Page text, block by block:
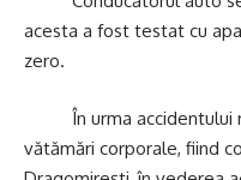
acesta a fost testat cu
zero.
În urma accidentului
vătămări corporale, fiind